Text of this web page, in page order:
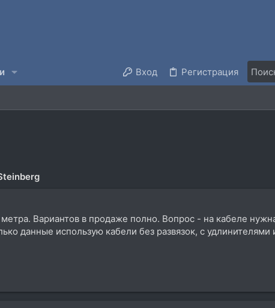
Вход Регистрация
Вариантов в продаже полно. Вопрос - на кабеле
данные использую кабели без развязок, с удлинителями